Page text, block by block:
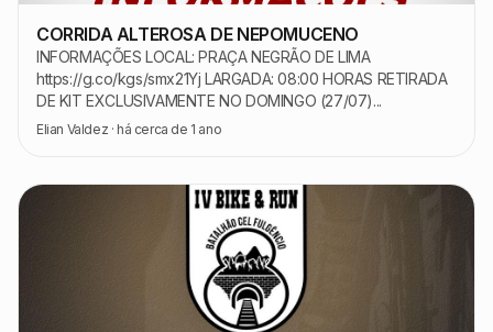
CORRIDA ALTEROSA DE NEPOMUCENO
INFORMAÇÕES LOCAL: PRAÇA NEGRÃO DE LIMA
https://g.co/kgs/smx21Yj LARGADA: 08:00 HORAS RETIRADA
DE KIT EXCLUSIVAMENTE NO DOMINGO (27/07)...
Elian Valdez · há cerca de 1 ano